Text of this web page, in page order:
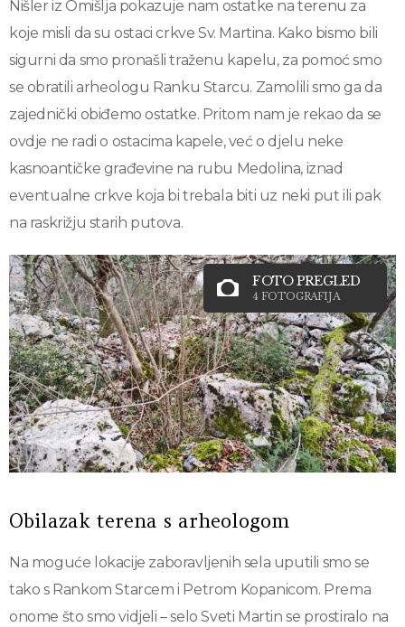
Nišler iz Omišlja pokazuje nam ostatke na terenu za
koje misli da su ostaci crkve Sv. Martina. Kako bismo bili
sigurni da smo pronašli traženu kapelu, za pomoć smo
se obratili arheologu Ranku Starcu. Zamolili smo ga da
zajednički obiđemo ostatke. Pritom nam je rekao da se
ovdje ne radi o ostacima kapele, već o djelu neke
kasnoantičke građevine na rubu Medolina, iznad
eventualne crkve koja bi trebala biti uz neki put ili pak
na raskrižju starih putova.
FOTO PREGLED
4 FOTOGRAFIJA
Obilazak terena s arheologom
Na moguće lokacije zaboravljenih sela uputili smo se
tako s Rankom Starcem i Petrom Kopanicom. Prema
onome što smo vidjeli – selo Sveti Martin se prostiralo na